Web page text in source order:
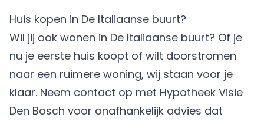
Huis kopen in De Italiaanse buurt?
Wil jij ook wonen in De Italiaanse buurt? Of je
nu je eerste huis koopt of wilt doorstromen
naar een ruimere woning, wij staan voor je
klaar. Neem contact op met Hypotheek Visie
Den Bosch voor onafhankelijk advies dat